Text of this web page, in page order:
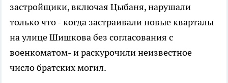
застройщики, включая Цыбаня, нарушали
только что - когда застраивали новые кварталы
на улице Шишкова без согласования с
военкоматом- и раскурочили неизвестное
число братских могил.